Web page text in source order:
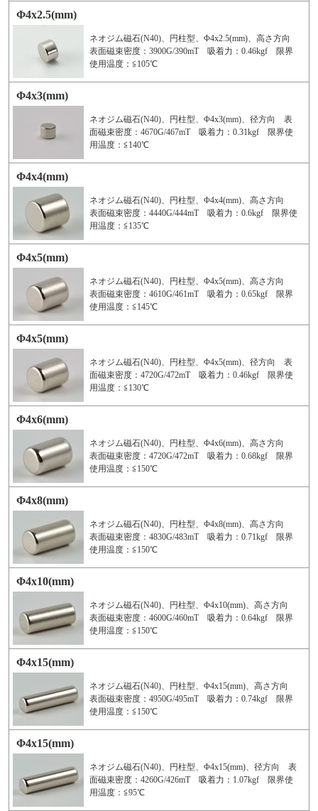
Φ4x2.5(mm)
ネオジム磁石(N40)、円柱型、Φ4x2.5(mm)、高さ方向
表面磁束密度：3900G/390mT 吸着力：0.46kgf 限界
使用温度：≦105℃
Φ4x3(mm)
ネオジム磁石(N40)、円柱型、Φ4x3(mm)、径方向 表
面磁束密度：4670G/467mT 吸着力：0.31kgf 限界使
用温度：≦140℃
Φ4x4(mm)
ネオジム磁石(N40)、円柱型、Φ4x4(mm)、高さ方向
表面磁束密度：4440G/444mT 吸着力：0.6kgf 限界使
用温度：≦135℃
Φ4x5(mm)
ネオジム磁石(N40)、円柱型、Φ4x5(mm)、高さ方向
表面磁束密度：4610G/461mT 吸着力：0.65kgf 限界
使用温度：≦145℃
Φ4x5(mm)
ネオジム磁石(N40)、円柱型、Φ4x5(mm)、径方向 表
面磁束密度：4720G/472mT 吸着力：0.46kgf 限界使
用温度：≦130℃
Φ4x6(mm)
ネオジム磁石(N40)、円柱型、Φ4x6(mm)、高さ方向
表面磁束密度：4720G/472mT 吸着力：0.68kgf 限界
使用温度：≦150℃
Φ4x8(mm)
ネオジム磁石(N40)、円柱型、Φ4x8(mm)、高さ方向
表面磁束密度：4830G/483mT 吸着力：0.71kgf 限界
使用温度：≦150℃
Φ4x10(mm)
ネオジム磁石(N40)、円柱型、Φ4x10(mm)、高さ方向
表面磁束密度：4600G/460mT 吸着力：0.64kgf 限界
使用温度：≦150℃
Φ4x15(mm)
ネオジム磁石(N40)、円柱型、Φ4x15(mm)、高さ方向
表面磁束密度：4950G/495mT 吸着力：0.74kgf 限界
使用温度：≦150℃
Φ4x15(mm)
ネオジム磁石(N40)、円柱型、Φ4x15(mm)、径方向 表
面磁束密度：4260G/426mT 吸着力：1.07kgf 限界使
用温度：≦95℃